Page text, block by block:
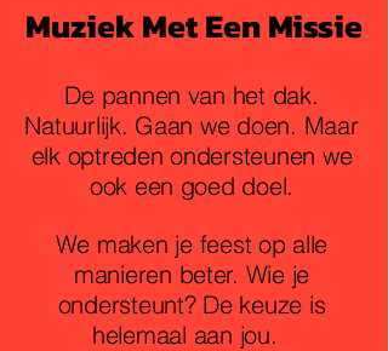
Muziek Met Een Missie
De pannen van het dak.
Natuurlijk. Gaan we doen. Maar
elk optreden ondersteunen we
ook een goed doel.
We maken je feest op alle
manieren beter. Wie je
ondersteunt? De keuze is
helemaal aan jou.